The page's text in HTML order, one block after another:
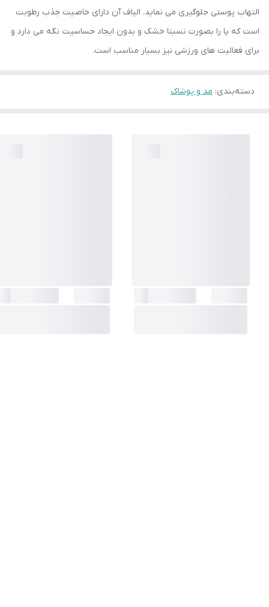
التهاب پوستی جلوگیری می نماید. الیاف آن دارای خاصیت جذب رطوبت
است که پا را بصورت نسبتا خشک و بدون ایجاد حساسیت نگه می دارد و
برای فعالیت های ورزشی نیز بسیار مناسب است.
دسته‌بندی: مد و پوشاک